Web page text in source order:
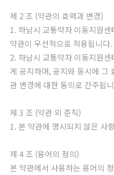
제 2 조 (약관의 효력과 변경)
1. 하남시 교통약자 이동지원
약관이 우선적으로 적용됩니다.
2. 하남시 교통약자 이동지원
게 공지하며, 공지와 동시에 그
관 변경에 대한 동의로 간주됩
제 3 조 (약관 외 준칙)
1. 본 약관에 명시되지 않은 사
제 4 조 (용어의 정의)
본 약관에서 사용하는 용어의